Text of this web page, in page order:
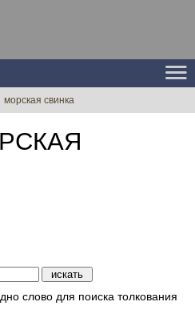
морская свинка
слово для поиска толкования